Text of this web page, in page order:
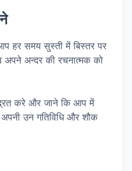
हर समय सुस्ती में बिस्तर पर
अन्दर की रचनात्मक को
करे और जाने कि आप में
उन गतिविधि और शौक